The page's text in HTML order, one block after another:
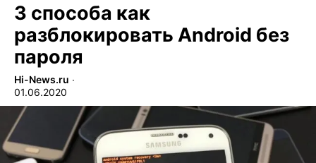
3 способа как
разблокировать Android без
пароля
Hi-News.ru ∙
01.06.2020